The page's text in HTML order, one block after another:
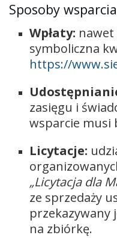
Sposoby
Wpłaty: nawet
symboliczna
https://
zasięgu i
wsparcie musi
Licytacje:
„Licytacja dla
ze sprzedaży
przekazywany
na zbiórkę.